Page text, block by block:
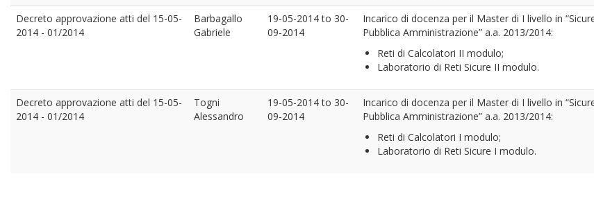
Decreto approvazione atti del 15-05-
2014 - 01/2014
Barbagallo
Gabriele
19-05-2014to 30-
09-2014
Incarico di docenza per il Master di I livello in
Pubblica Amministrazione” a.a. 2013/2014:
Reti di Calcolatori II modulo;
Laboratorio di Reti Sicure II modulo.
Decreto approvazione atti del 15-05-
2014 - 01/2014
Togni
Alessandro
19-05-2014to 30-
09-2014
Incarico di docenza per il Master di I livello in
Pubblica Amministrazione” a.a. 2013/2014:
Reti di Calcolatori I modulo;
Laboratorio di Reti Sicure I modulo.